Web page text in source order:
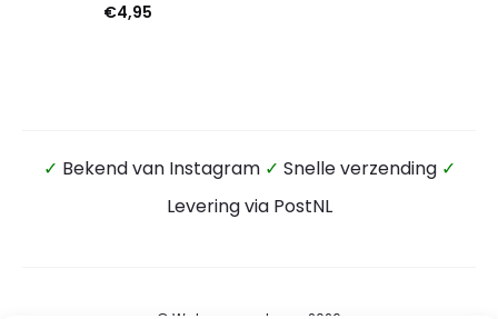
€4,95
✓ Bekend van Instagram ✓ Snelle verzending ✓
Levering via PostNL